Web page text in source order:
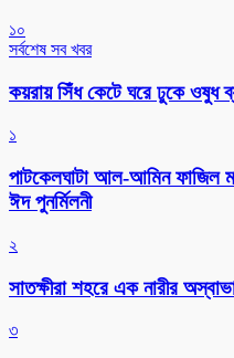
১০
সর্বশেষ সব খবর
কয়রায় সিঁধ কেটে ঘরে ঢুকে ওষুধ
১
পাটকেলঘাটা আল-আমিন ফাজিল
ঈদ পুনর্মিলনী
২
সাতক্ষীরা শহরে এক নারীর
৩